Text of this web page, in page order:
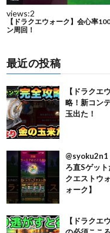
最近の投稿
【ドラクエ
略！新コン
玉出た！
@syoku2n1
ろ直Sゲッ
クエストウ
ォーク】
【ドラクエ